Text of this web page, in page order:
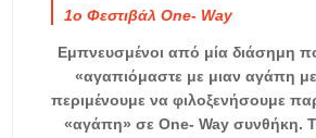
1ο Φεστιβάλ One- Way
Εμπνευσμένοι από μία διάσημη
«αγαπιόμαστε με μιαν αγάπη
περιμένουμε να φιλοξενήσουμε
«αγάπη» σε One- Way συνθήκη.